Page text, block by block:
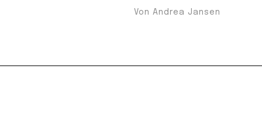
Von Andrea Jansen